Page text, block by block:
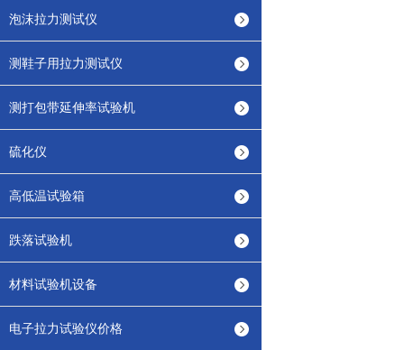
泡沫拉力测试仪
测鞋子用拉力测试仪
测打包带延伸率试验机
硫化仪
高低温试验箱
跌落试验机
材料试验机设备
电子拉力试验仪价格